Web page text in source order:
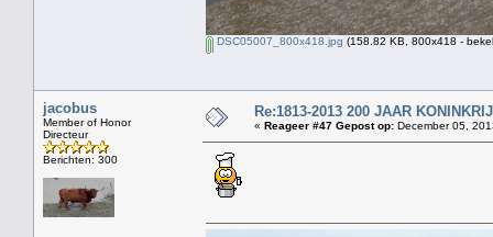
DSC05007_800x418.jpg (158.82 KB, 800x418 -
jacobus
Member of Honor
Directeur
Berichten: 300
Re:1813-2013 200 JAAR
« Reageer #47 Gepost op: December 05,